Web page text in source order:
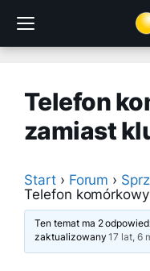
treści
Telefon
zamiast
Start › Forum ›
Telefon
Ten temat ma 2
zaktualizowany17 lat, 6